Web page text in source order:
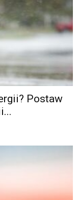
Postaw